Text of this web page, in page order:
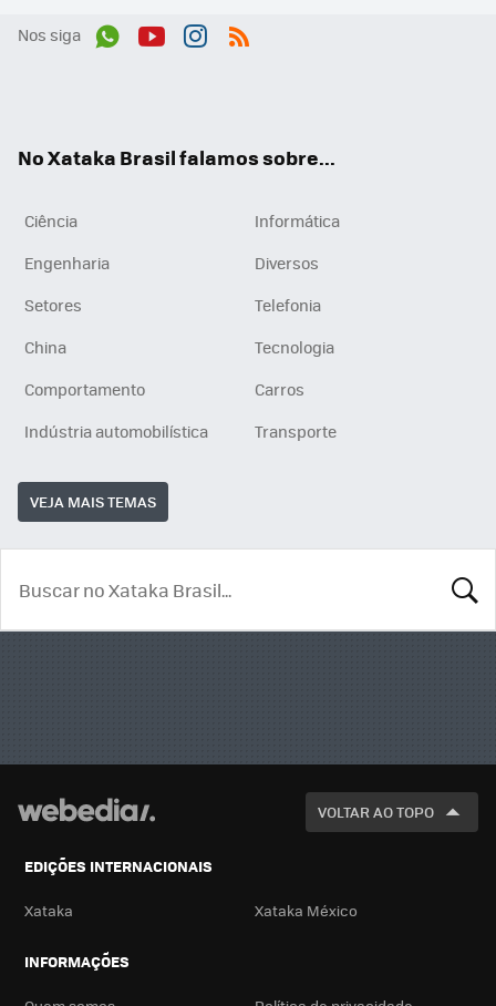
Nos siga
No Xataka Brasil falamos sobre...
Ciência
Informática
Engenharia
Diversos
Setores
Telefonia
China
Tecnologia
Comportamento
Carros
Indústria automobilística
Transporte
VEJA MAIS TEMAS
VOLTAR AO TOPO
EDIÇÕES INTERNACIONAIS
Xataka Xataka México
INFORMAÇÕES